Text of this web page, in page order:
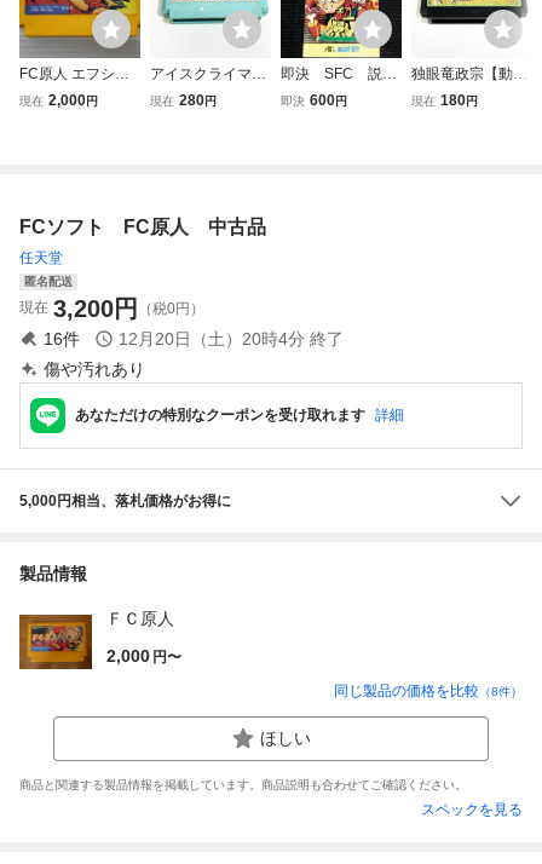
FC原人 エフシー
原人 ハドソン ソ
現在 2,000円
アイスクライマー
【動作確認済】８
現在 280円
即決 SFC 説明
書のみ 超原人 ス
即決 600円
独眼竜政宗【動作
確認済】８本まで
現在 180円
FCソフト FC原人 中古品
任天堂
匿名配送
現在 3,200円 （税0円）
16件 12月20日（土）20時4分 終了
傷や汚れあり
あなただけの特別なクーポンを受け取れます 詳細
5,000円相当、落札価格がお得に
製品情報
ＦＣ原人
2,000 円〜
同じ製品の価格を比較 （8件）
ほしい
商品と関連する製品情報を掲載しています。商品説明も合わせてご確認ください。
スペックを見る